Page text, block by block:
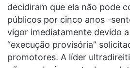
decidiram que ela não pode
públicos por cinco anos -
vigor imediatamente devido
“execução provisória”
promotores. A líder